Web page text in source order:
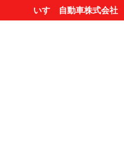
いすゞ自動車株式会社